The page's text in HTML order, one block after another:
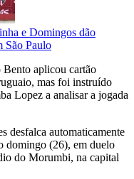
e Domingos dão
São Paulo
aplicou cartão
mas foi instruído
Lopez a analisar a jogada
desfalca automaticamente
domingo (26), em duelo
do Morumbi, na capital